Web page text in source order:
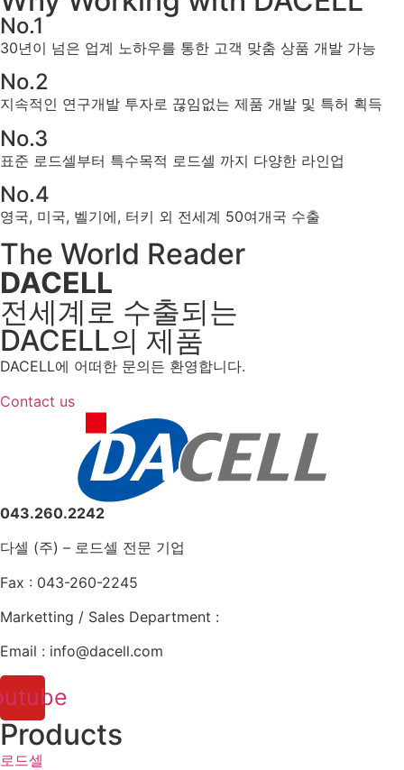
No.1
30년이 넘은 업계 노하우를 통한 고객 맞춤 상품 개발 가능
No.2
지속적인 연구개발 투자로 끊임없는 제품 개발 및 특허 획득
No.3
표준 로드셀부터 특수목적 로드셀 까지 다양한 라인업
No.4
영국, 미국, 벨기에, 터키 외 전세계 50여개국 수출
The World Reader
DACELL
전세계로 수출되는
DACELL의 제품
DACELL에 어떠한 문의든 환영합니다.
Contact us
043.260.2242
다셀 (주) – 로드셀 전문 기업
Fax : 043-260-2245
Marketting / Sales Department :
Email : info@dacell.com
Products
로드셀